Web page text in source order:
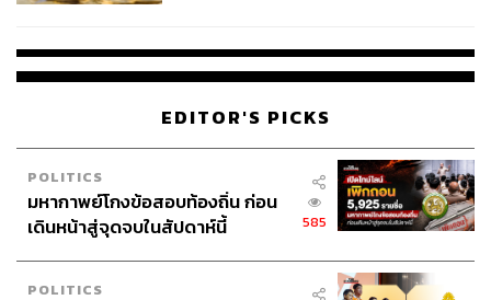
EDITOR'S PICKS
POLITICS
มหากาพย์โกงข้อสอบท้องถิ่น ก่อน
เดินหน้าสู่จุดจบในสัปดาห์นี้
585
POLITICS